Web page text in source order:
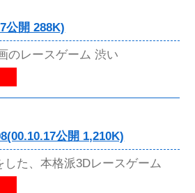
公開 288K)
のレースゲーム 渋い
公開 1,210K)
した、本格派3Dレースゲーム